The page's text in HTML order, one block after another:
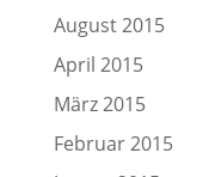
August 2015
April 2015
März 2015
Februar 2015